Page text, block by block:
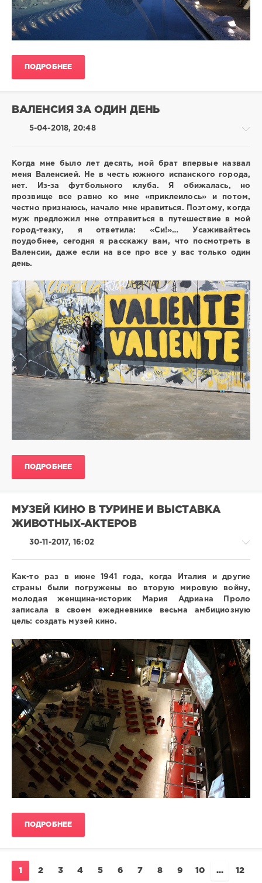
ПОДРОБНЕЕ
ВАЛЕНСИЯ ЗА ОДИН ДЕНЬ
5-04-2018, 20:48
shrikanto
4
за
один
день
самостоятельные
путешествия
Когда мне было лет десять, мой брат впервые назвал
меня Валенсией. Не в честь южного испанского города,
нет. Из-за футбольного клуба. Я обижалась, но
прозвище все равно ко мне «приклеилось» и потом,
честно признаюсь, начало мне нравиться. Поэтому, когда
муж предложил мне отправиться в путешествие в мой
город-тезку, я ответила: «Си!»… Усаживайтесь
поудобнее, сегодня я расскажу вам, что посмотреть в
Валенсии, даже если на все про все у вас только один
день.
ПОДРОБНЕЕ
МУЗЕЙ КИНО В ТУРИНЕ И ВЫСТАВКА
ЖИВОТНЫХ-АКТЕРОВ
30-11-2017, 16:02
Италия
shrikanto
518
4
Как-то раз в июне 1941 года, когда Италия и другие
страны были погружены во вторую мировую войну,
молодая женщина-историк Мария Адриана Проло
записала в своем ежедневнике весьма амбициозную
цель: создать музей кино.
ПОДРОБНЕЕ
1 2 3 4 5 6 7 8 9 10 ... 12